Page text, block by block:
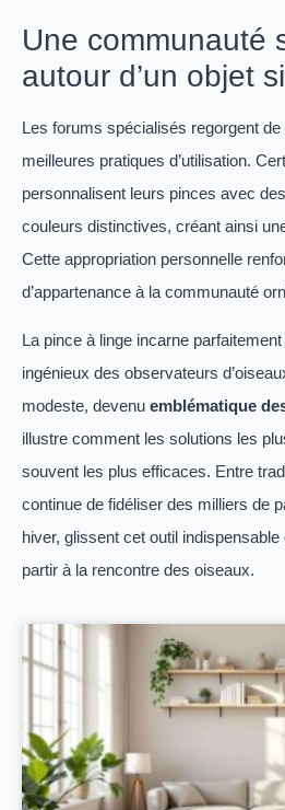
Une communauté
autour d’un objet
Les forums spécialisés regorgent
meilleures pratiques d’utilisation.
personnalisent leurs pinces avec
couleurs distinctives, créant ainsi
Cette appropriation personnelle
d’appartenance à la communauté
La pince à linge incarne parfaitement
ingénieux des observateurs
modeste, devenu emblématique
illustre comment les solutions les
souvent les plus efficaces. Entre
continue de fidéliser des milliers de
hiver, glissent cet outil
partir à la rencontre des oiseaux.